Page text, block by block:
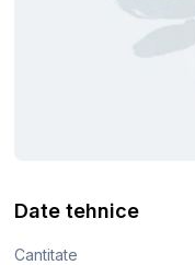
Date tehnice
Cantitate